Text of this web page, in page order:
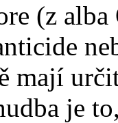
(z
mají
je